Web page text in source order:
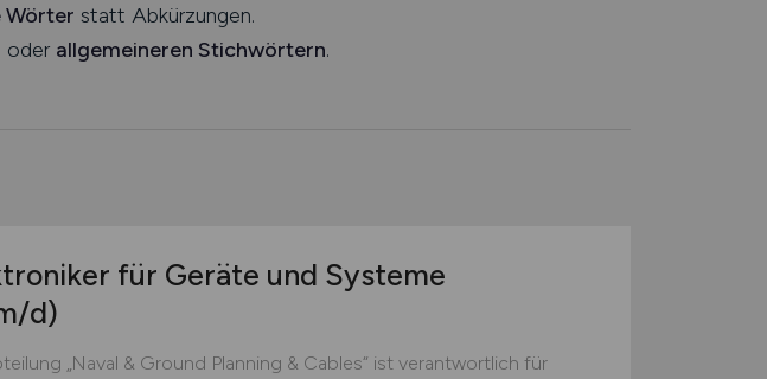
Wörter statt Abkürzungen.
oder allgemeineren Stichwörtern.
für Geräte und Systeme
d)
„Naval & Ground Planning & Cables“ ist verantwortlich für